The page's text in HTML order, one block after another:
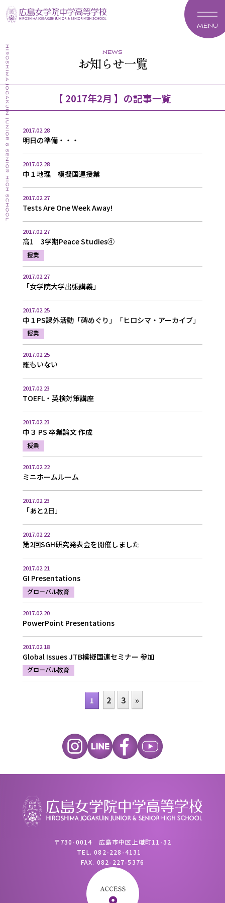
MENU
news
お知らせ一覧
【 2017年2月 】の記事一覧
2017.02.28
明日の準備・・・
2017.02.28
中１地理 模擬国連授業
2017.02.27
Tests Are One Week Away!
2017.02.27
高1 3学期Peace Studies④
授業
2017.02.27
「女学院大学出張講義」
2017.02.25
中１PS課外活動「碑めぐり」「ヒロシマ・アーカイブ」
授業
2017.02.25
誰もいない
2017.02.23
TOEFL・英検対策講座
2017.02.23
中３ PS 卒業論文 作成
授業
2017.02.22
ミニホームルーム
2017.02.23
「あと2日」
2017.02.22
第2回SGH研究発表会を開催しました
2017.02.21
GI Presentations
グローバル教育
2017.02.20
PowerPoint Presentations
2017.02.18
Global Issues JTB模擬国連セミナー 参加
グローバル教育
1 2 3 »
〒730-0014 広島市中区上幟町11-32
TEL.082-228-4131
FAX. 082-227-5376